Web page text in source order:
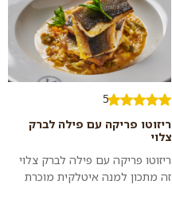
5
ריזוטו פריקה עם פילה לברק
צלוי
ריזוטו פריקה עם פילה לברק צלוי
זה מתכון למנה איטלקית מוכרת